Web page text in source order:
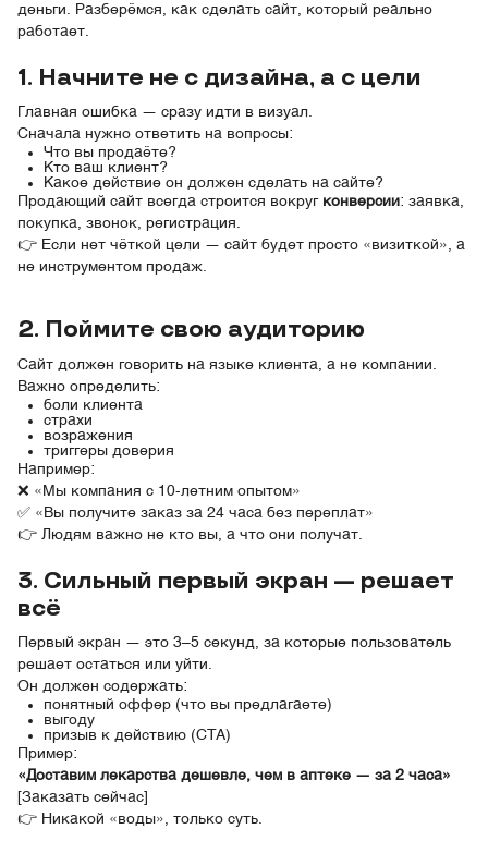
деньги. Разберёмся, как сделать сайт, который реально
работает.
1. Начните не с дизайна, а с цели
Главная ошибка — сразу идти в визуал.
Сначала нужно ответить на вопросы:
Что вы продаёте?
Кто ваш клиент?
Какое действие он должен сделать на сайте?
Продающий сайт всегда строится вокруг конверсии: заявка,
покупка, звонок, регистрация.
👉 Если нет чёткой цели — сайт будет просто «визиткой», а
не инструментом продаж.
2. Поймите свою аудиторию
Сайт должен говорить на языке клиента, а не компании.
Важно определить:
боли клиента
страхи
возражения
триггеры доверия
Например:
❌ «Мы компания с 10-летним опытом»
✅ «Вы получите заказ за 24 часа без переплат»
👉 Людям важно не кто вы, а что они получат.
3. Сильный первый экран — решает
всё
Первый экран — это 3–5 секунд, за которые пользователь
решает остаться или уйти.
Он должен содержать:
понятный оффер (что вы предлагаете)
выгоду
призыв к действию (CTA)
Пример:
«Доставим лекарства дешевле, чем в аптеке — за 2 часа»
[Заказать сейчас]
👉 Никакой «воды», только суть.